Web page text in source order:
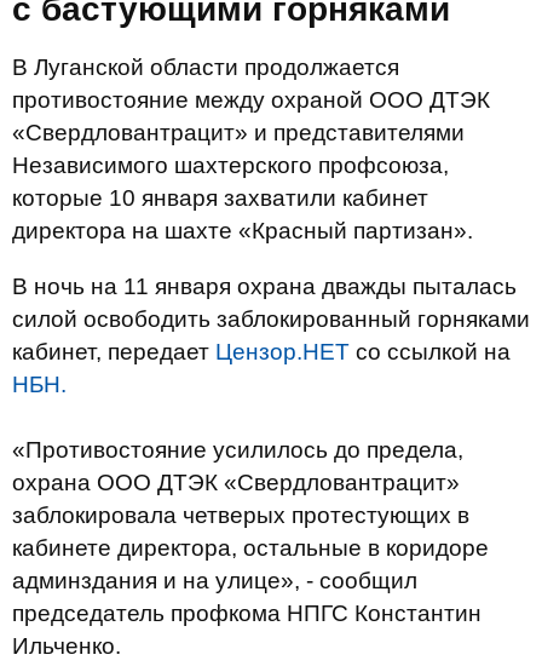
с бастующими горняками
В Луганской области продолжается
противостояние между охраной ООО ДТЭК
«Свердловантрацит» и представителями
Независимого шахтерского профсоюза,
которые 10 января захватили кабинет
директора на шахте «Красный партизан».
В ночь на 11 января охрана дважды пыталась
силой освободить заблокированный горняками
кабинет, передает Цензор.НЕТ со ссылкой на
НБН.
«Противостояние усилилось до предела,
охрана ООО ДТЭК «Свердловантрацит»
заблокировала четверых протестующих в
кабинете директора, остальные в коридоре
админздания и на улице», - сообщил
председатель профкома НПГС Константин
Ильченко.